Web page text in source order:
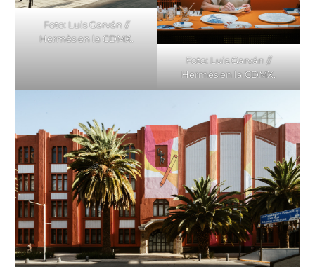
Foto: Luis Garván //
Hermès en la CDMX.
Foto: Luis Garván //
Hermès en la CDMX.